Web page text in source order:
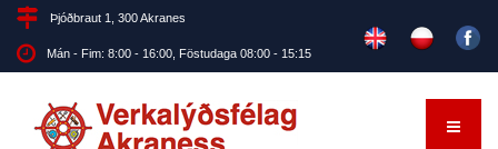
Þjóðbraut 1, 300 Akranes
Mán - Fim: 8:00 - 16:00, Föstudaga 08:00 - 15:15